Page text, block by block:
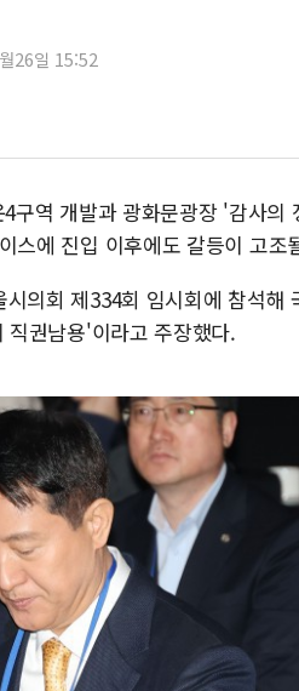
'월가의
양주 섬
해군 1함
[3보] 북,
우크라
동해해경,
구미 폐
26일 15:52
역 개발과 광화문광장 '감사의
스에 진입 이후에도 갈등이 고조
의회 제334회 임시회에 참석해
권남용'이라고 주장했다.